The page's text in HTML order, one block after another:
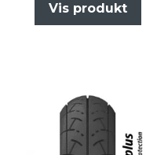
Vis produkt